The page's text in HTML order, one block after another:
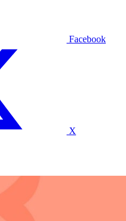
Facebook
X